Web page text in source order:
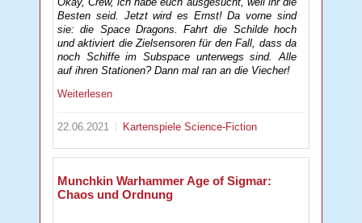
Besten seid. Jetzt wird es Ernst! Da vorne sind
sie: die Space Dragons. Fahrt die Schilde hoch
und aktiviert die Zielsensoren für den Fall, dass da
noch Schiffe im Subspace unterwegs sind. Alle
auf ihren Stationen? Dann mal ran an die Viecher!
Weiterlesen
22.06.2021 KartenspieleScience-Fiction
Munchkin Warhammer Age of Sigmar:
Chaos und Ordnung